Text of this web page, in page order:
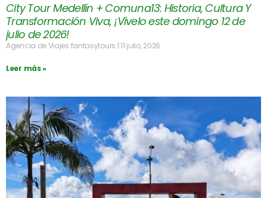
City Tour Medellín + Comuna13: Historia, Cultura Y
Transformación Viva, ¡Vívelo este domingo 12 de
julio de 2026!
Agencia de Viajes fantasytours 11 julio, 2026
Leer más »